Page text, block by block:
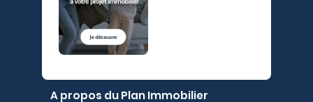
A propos du Plan Immobilier